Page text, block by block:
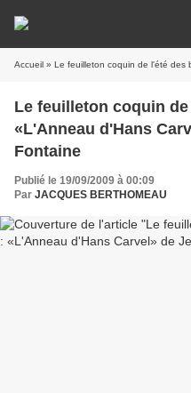
Accueil » Le feuilleton coquin de l'été des bons
Le feuilleton coquin
«L'Anneau d'Hans
Fontaine
Publié le 19/09/2009 à 00:09
Par JACQUES BERTHOMEAU